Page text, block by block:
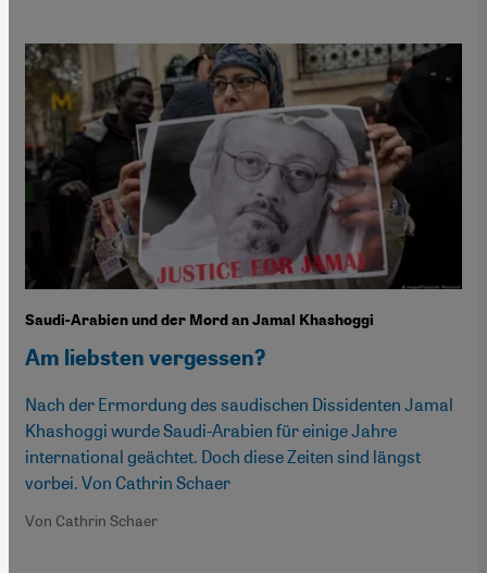
Saudi-Arabien und der Mord an Jamal Khashoggi
Am liebsten vergessen?
Nach der Ermordung des saudischen Dissidenten Jamal
Khashoggi wurde Saudi-Arabien für einige Jahre
international geächtet. Doch diese Zeiten sind längst
vorbei. Von Cathrin Schaer
Von Cathrin Schaer